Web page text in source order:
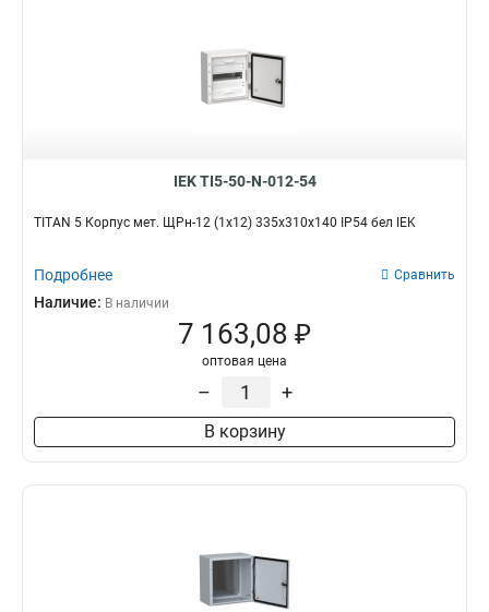
IEK TI5-50-N-012-54
TITAN 5 Корпус мет. ЩРн-12 (1х12) 335х310х140 IP54 бел IEK
Подробнее Сравнить
Наличие: В наличии
7 163,08 ₽
оптовая цена
– +
В корзину